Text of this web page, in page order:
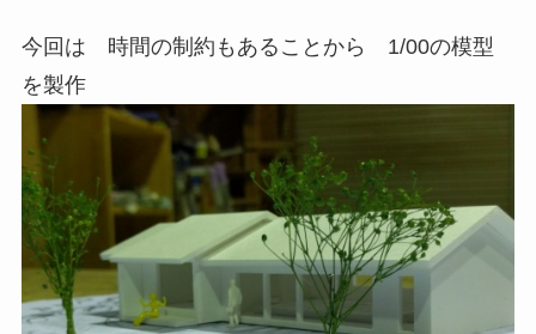
今回は 時間の制約もあることから 1/00の模型
を製作